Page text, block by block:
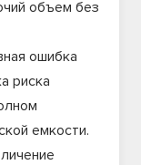
объем без
ошибка
риска
емкости.